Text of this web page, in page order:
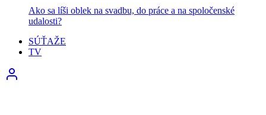
Ako sa líši oblek na svadbu, do práce a na spoločenské
udalosti?
SÚŤAŽE
TV